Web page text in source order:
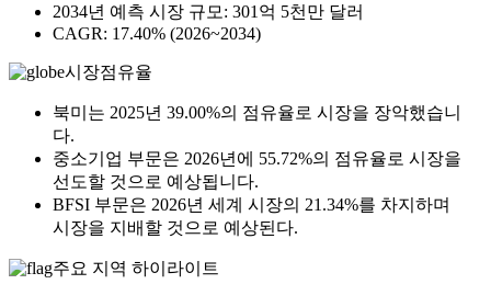
2034년 예측 시장 규모: 301억 5천만 달러
CAGR: 17.40% (2026~2034)
시장점유율
북미는 2025년 39.00%의 점유율로 시장을 장악했습니
다.
중소기업 부문은 2026년에 55.72%의 점유율로 시장을
선도할 것으로 예상됩니다.
BFSI 부문은 2026년 세계 시장의 21.34%를 차지하며
시장을 지배할 것으로 예상된다.
주요 지역 하이라이트